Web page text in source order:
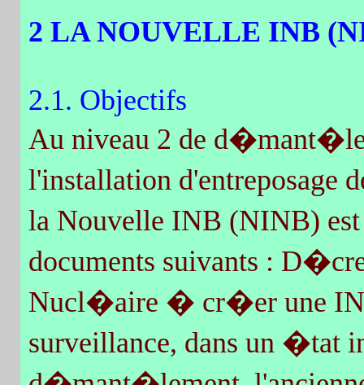
2 LA NOUVELLE INB
2.1. Objectifs
Au niveau 2 de
l'installation d'entreposage
la Nouvelle INB (NINB)
documents suivants :
Nucl�aire � cr�er une
surveillance, dans un �tat